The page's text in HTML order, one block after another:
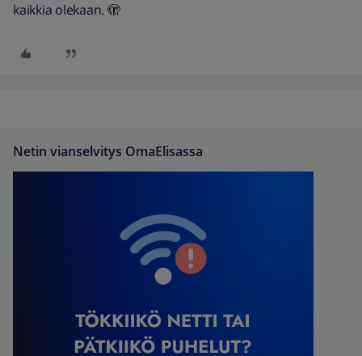
kaikkia olekaan. 🫣
Netin vianselvitys OmaElisassa